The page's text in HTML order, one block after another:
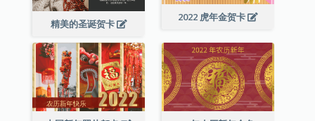
2022 虎年金贺卡
精美的圣诞贺卡